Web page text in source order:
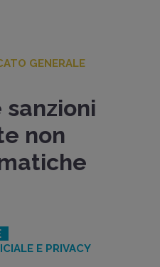
GENERALE
sanzioni
non
E PRIVACY